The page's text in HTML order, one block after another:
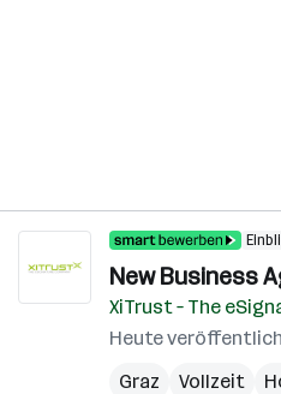
New Business
XiTrust – The
Heute
Graz
Vollzeit